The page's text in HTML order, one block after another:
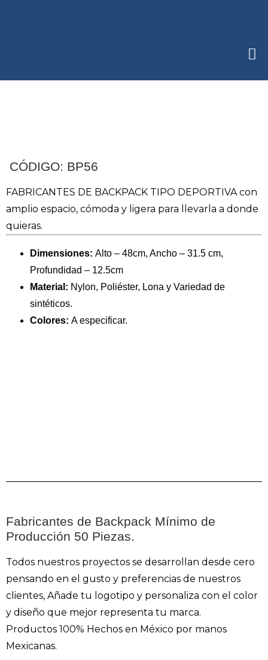
CÓDIGO: BP56
FABRICANTES DE BACKPACK TIPO DEPORTIVA con
amplio espacio, cómoda y ligera para llevarla a donde
quieras.
Dimensiones: Alto – 48cm, Ancho – 31.5 cm,
Profundidad – 12.5cm
Material: Nylon, Poliéster, Lona y Variedad de
sintéticos.
Colores: A especificar.
Fabricantes de Backpack Mínimo de
Producción 50 Piezas.
Todos nuestros proyectos se desarrollan desde cero
pensando en el gusto y preferencias de nuestros
clientes, Añade tu logotipo y personaliza con el color
y diseño que mejor representa tu marca.
Productos 100% Hechos en México por manos
Mexicanas.